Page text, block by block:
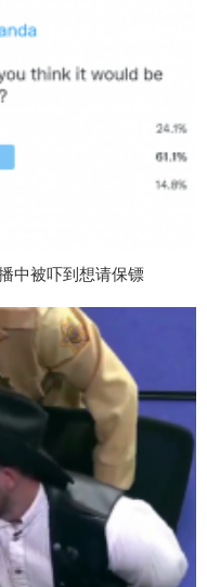
中被吓到想请保镖